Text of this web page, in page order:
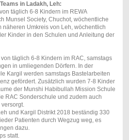
in Ladakh, Leh:
täglich 6-8 Kindern im REWA
Munsel Society, Chuchot, wöchentliche
näheren Umkreis von Leh, wöchentlich
Kinder in den Schulen und Anleitung der
täglich 6-8 Kindern im RAC, samstags
in umliegenden Dörfern. In der
Kargil werden samstags Bastelarbeiten
gefördert. Zusätzlich wurden 7-8 Kinder
der Munshi Habibullah Mission Schule
RAC Sonderschule und zudem auch
und Kargil Distrikt 2018 beständig 330
Patienten durch Wegzug weg, es
dazu.
statt.